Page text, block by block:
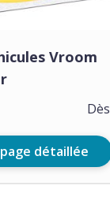
Vroom
Dès
détaillée